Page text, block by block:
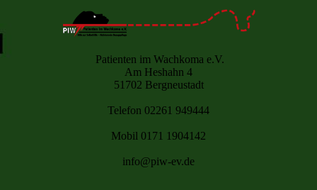
Patienten im Wachkoma e.V.
Am Heshahn 4
51702 Bergneustadt
Telefon 02261 949444
Mobil 0171 1904142
info@piw-ev.de